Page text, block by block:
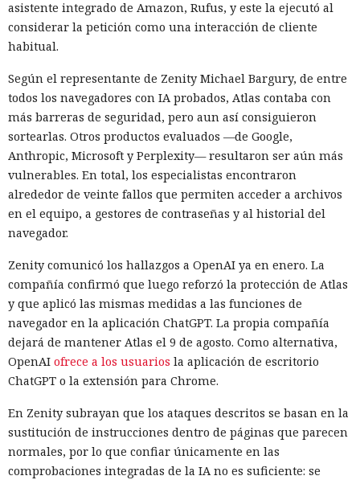
asistente integrado de Amazon, Rufus, y este la ejecutó al
considerar la petición como una interacción de cliente
habitual.
Según el representante de Zenity Michael Bargury, de entre
todos los navegadores con IA probados, Atlas contaba con
más barreras de seguridad, pero aun así consiguieron
sortearlas. Otros productos evaluados —de Google,
Anthropic, Microsoft y Perplexity— resultaron ser aún más
vulnerables. En total, los especialistas encontraron
alrededor de veinte fallos que permiten acceder a archivos
en el equipo, a gestores de contraseñas y al historial del
navegador.
Zenity comunicó los hallazgos a OpenAI ya en enero. La
compañía confirmó que luego reforzó la protección de Atlas
y que aplicó las mismas medidas a las funciones de
navegador en la aplicación ChatGPT. La propia compañía
dejará de mantener Atlas el 9 de agosto. Como alternativa,
OpenAI ofrece a los usuarios la aplicación de escritorio
ChatGPT o la extensión para Chrome.
En Zenity subrayan que los ataques descritos se basan en la
sustitución de instrucciones dentro de páginas que parecen
normales, por lo que confiar únicamente en las
comprobaciones integradas de la IA no es suficiente: se